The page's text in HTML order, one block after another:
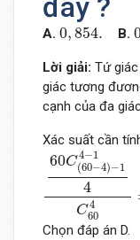
đây ?
A. 0,854.
0 854. B. 0
Lời giải: Tứ
giác tương
cạnh của đa
Xác suất cần
60C4−1
(60−4)−1
4
C4
60
60C(60−4)−1
Chọn đáp án D.